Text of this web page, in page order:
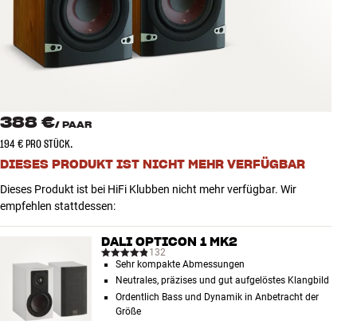
Zubehör
INSPIRATION
NEUHEITEN
Kundendienst
Bauen mit Klang
388 €/ PAAR
194 € PRO STÜCK.
DIESES PRODUKT IST NICHT MEHR VERFÜGBAR
Dieses Produkt ist bei HiFi Klubben nicht mehr verfügbar. Wir
empfehlen stattdessen:
DALI OPTICON 1 MK2
132
Sehr kompakte Abmessungen
Neutrales, präzises und gut aufgelöstes Klangbild
Ordentlich Bass und Dynamik in Anbetracht der
Größe